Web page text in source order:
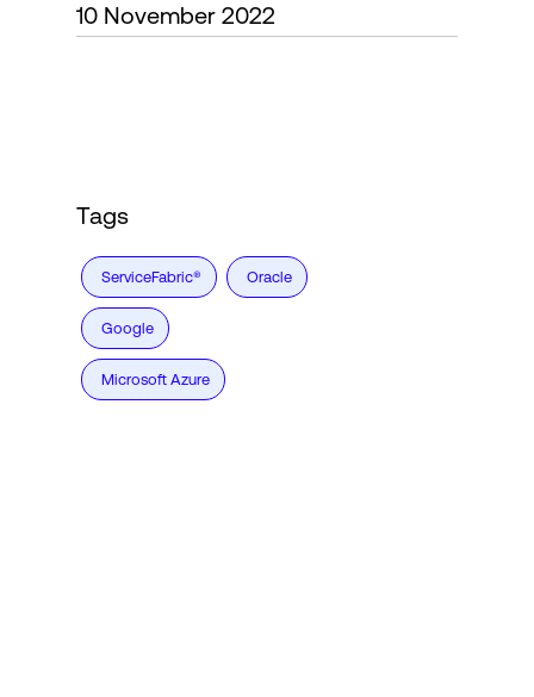
10 November 2022
Tags
ServiceFabric® Oracle
Google
Microsoft Azure